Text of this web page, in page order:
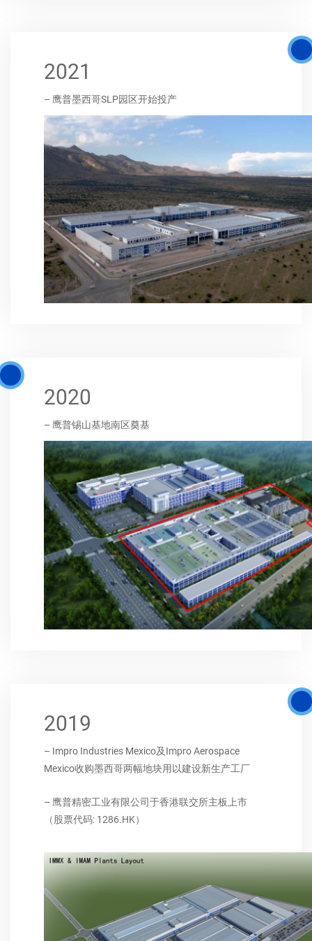
2021
– 鹰普墨西哥SLP园区开始投产
2020
– 鹰普锡山基地南区奠基
2019
– Impro Industries Mexico及Impro Aerospace
Mexico收购墨西哥两幅地块用以建设新生产工厂
– 鹰普精密工业有限公司于香港联交所主板上市
（股票代码: 1286.HK）